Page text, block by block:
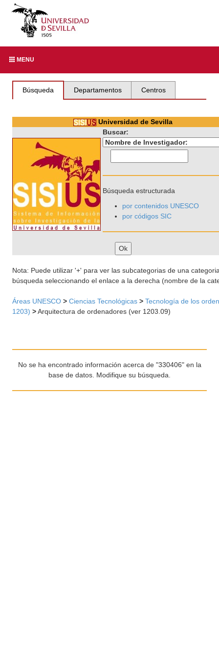
MENU
Búsqueda Departamentos Centros
Universidad de Sevilla
Buscar:
Búsqueda estructurada
por contenidos UNESCO
por códigos SIC
Nota: Puede utilizar '+' para ver las subcategorias de una
búsqueda seleccionando el enlace a la derecha (nombre de la
Áreas UNESCO > Ciencias Tecnológicas > Tecnología de los
1203) >Arquitectura de ordenadores (ver 1203.09)
No se ha encontrado información acerca de "330406" en la
base de datos. Modifique su búsqueda.